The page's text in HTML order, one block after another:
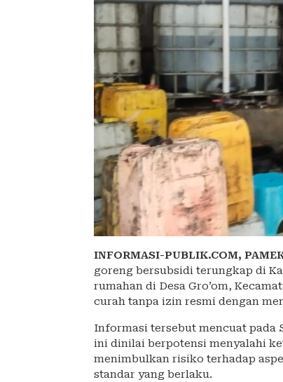
INFORMASI-PUBLIK.COM,
goreng bersubsidi terungkap di
rumahan di Desa Gro’om,
curah tanpa izin resmi dengan
Informasi tersebut mencuat pada
ini dinilai berpotensi menyalahi
menimbulkan risiko terhadap
standar yang berlaku.